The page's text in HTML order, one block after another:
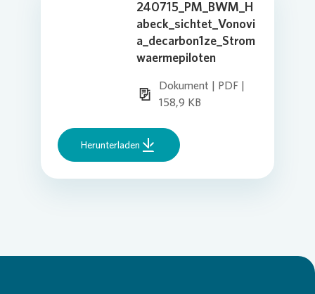
240715_PM_BWM_H
abeck_sichtet_Vonovi
a_decarbon1ze_Strom
waermepiloten
Dokument | PDF |
158,9 KB
Herunterladen